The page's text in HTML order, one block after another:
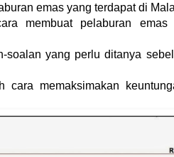
emas yang terdapat di
membuat pelaburan
soalan yang perlu ditanya
cara memaksimakan